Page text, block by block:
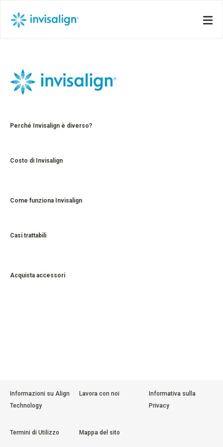
Perché Invisalign è diverso?
Costo di Invisalign
Come funziona Invisalign
Casi trattabili
Acquista accessori
Informazioni su Align
Technology
Lavora con noi
Informativa sulla
Privacy
Termini di Utilizzo Mappa del sito